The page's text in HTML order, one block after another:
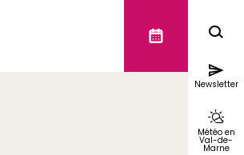
Newsletter
Météo en
Val-de-
Marne